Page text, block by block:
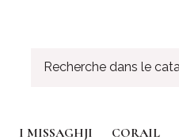
I MISSAGHJI CORAIL